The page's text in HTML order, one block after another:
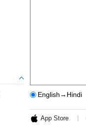
English→Hindi
App Store